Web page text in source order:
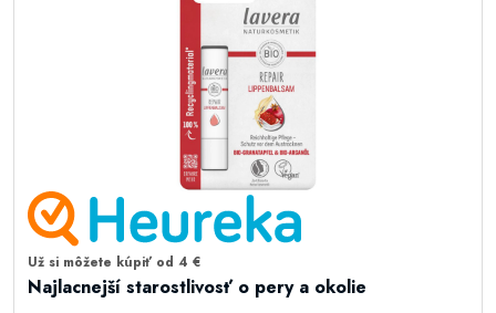
Už si môžete kúpiť od 4 €
Najlacnejší starostlivosť o pery a okolie